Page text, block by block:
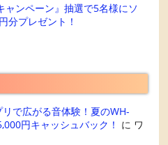
ャンペーン』抽選で5名様にソ
分プレゼント！
リで広がる音体験！夏のWH-
円キャッシュバック！ に ワ